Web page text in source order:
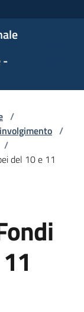
-
/
/
/
del 10 e 11